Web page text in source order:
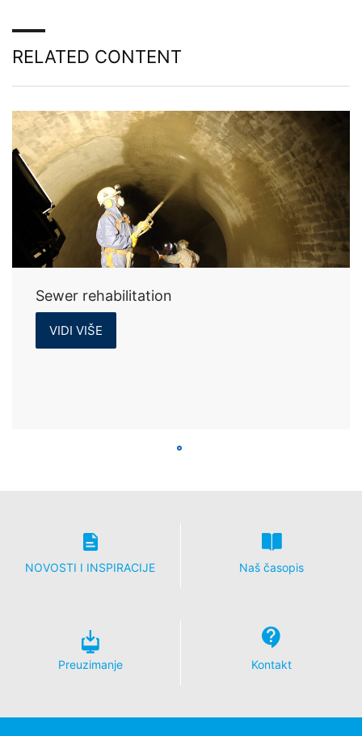
RELATED CONTENT
Sewer rehabilitation
VIDI VIŠE
NOVOSTI I INSPIRACIJE Naš časopis
Preuzimanje Kontakt